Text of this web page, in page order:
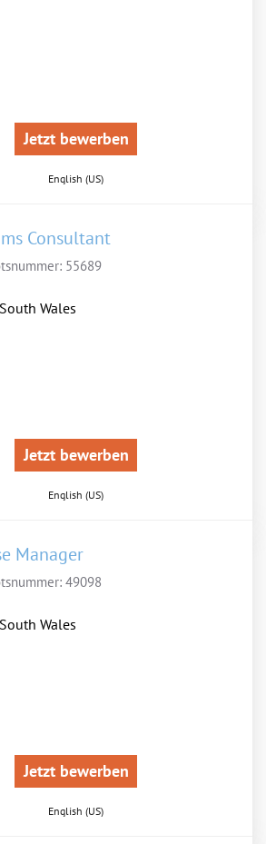
Jetzt bewerben
English (US)
Consultant
55689
Wales
Jetzt bewerben
English (US)
Manager
49098
Wales
Jetzt bewerben
English (US)